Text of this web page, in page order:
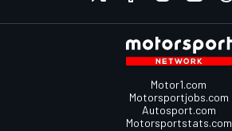
Motor1.com
Motorsportjobs.com
Autosport.com
Motorsportstats.com